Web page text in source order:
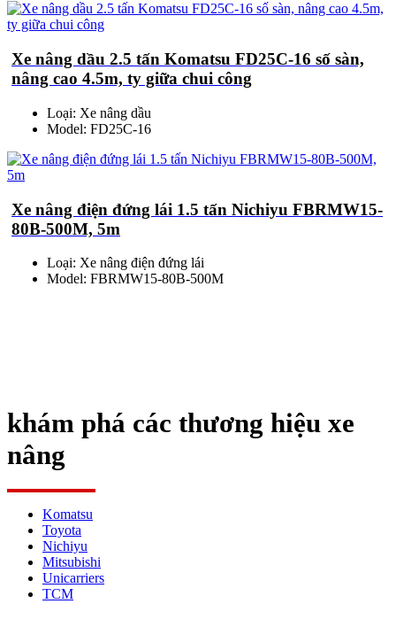
Xe nâng dầu 2.5 tấn Komatsu FD25C-16 số sàn,
nâng cao 4.5m, ty giữa chui công
Loại: Xe nâng dầu
Model: FD25C-16
Xe nâng điện đứng lái 1.5 tấn Nichiyu FBRMW15-
80B-500M, 5m
Loại: Xe nâng điện đứng lái
Model: FBRMW15-80B-500M
khám phá các thương hiệu xe
nâng
Komatsu
Toyota
Nichiyu
Mitsubishi
Unicarriers
TCM